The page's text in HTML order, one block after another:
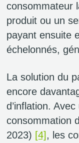
consommateur
produit ou un
payant ensuite
échelonnés,
La solution du
encore
d’inflation.
consommation
2023) [4], les